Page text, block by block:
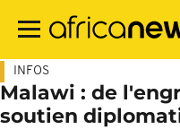
contenu
INFOS
Malawi : de
soutien